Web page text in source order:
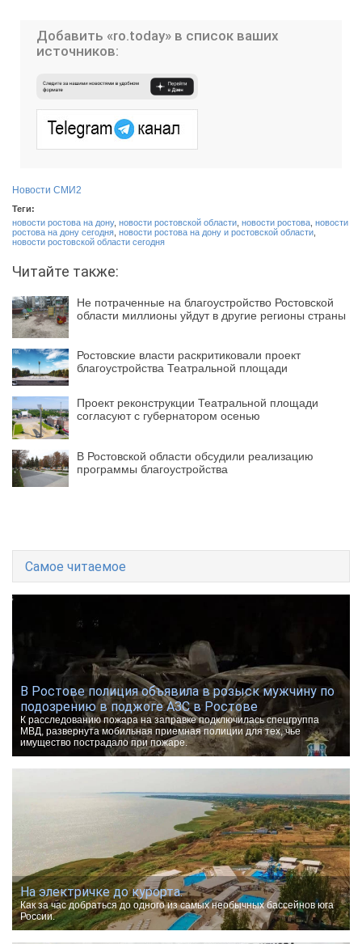
Добавить «ro.today» в список ваших
источников:
Новости СМИ2
Теги:
новости ростова на дону, новости ростовской области новости ростова новости
ростова на дону сегодня новости ростова на дону и ростовской области
новости ростовской области сегодня
Читайте также:
Не потраченные на благоустройство Ростовской
области миллионы уйдут в другие регионы страны
Ростовские власти раскритиковали проект
благоустройства Театральной площади
Проект реконструкции Театральной площади
согласуют с губернатором осенью
В Ростовской области обсудили реализацию
программы благоустройства
Самое читаемое
В Ростове полиция объявила в розыск мужчину по
подозрению в поджоге АЗС в Ростове
К расследованию пожара на заправке подключилась спецгруппа
МВД, развернута мобильная приемная полиции для тех, чье
имущество пострадало при пожаре.
На электричке до курорта.
Как за час добраться до одного из самых необычных бассейнов юга
России.